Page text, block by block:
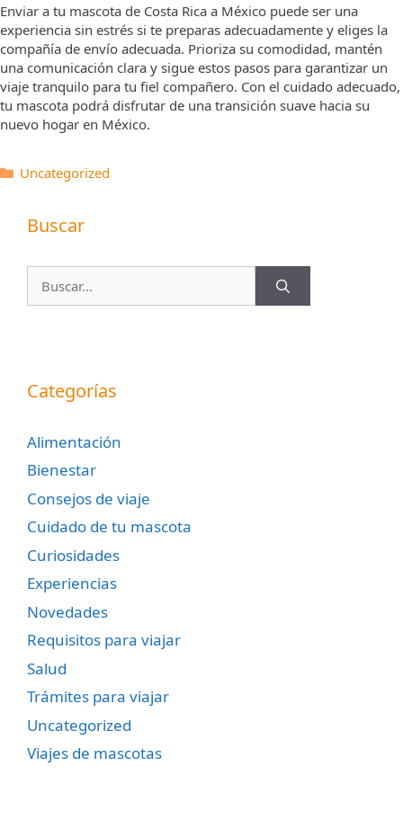
Enviar a tu mascota de Costa Rica a México puede ser una
experiencia sin estrés si te preparas adecuadamente y eliges la
compañía de envío adecuada. Prioriza su comodidad, mantén
una comunicación clara y sigue estos pasos para garantizar un
viaje tranquilo para tu fiel compañero. Con el cuidado adecuado,
tu mascota podrá disfrutar de una transición suave hacia su
nuevo hogar en México.
Categorías
Uncategorized
Buscar
Categorías
Alimentación
Bienestar
Consejos de viaje
Cuidado de tu mascota
Curiosidades
Experiencias
Novedades
Requisitos para viajar
Salud
Trámites para viajar
Uncategorized
Viajes de mascotas